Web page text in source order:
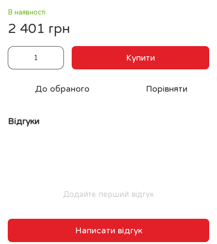
В наявності
2 401 грн
Купити
До обраного Порівняти
Відгуки
Додайте перший відгук
Написати відгук